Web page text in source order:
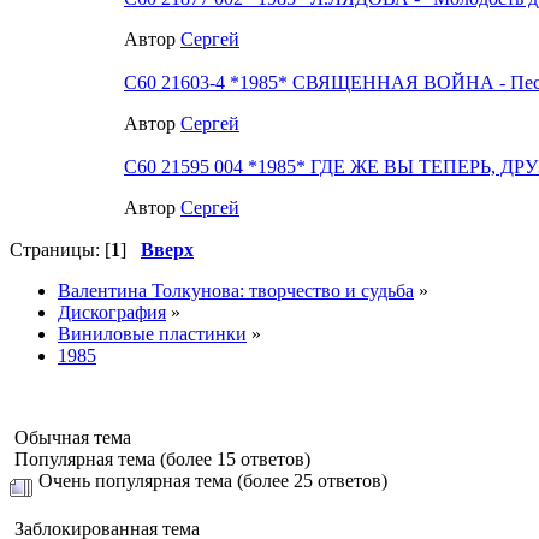
Автор Сергей
С60 21603-4 *1985* СВЯЩЕННАЯ ВОЙНА -
Автор Сергей
С60 21595 004 *1985* ГДЕ ЖЕ ВЫ ТЕПЕРЬ,
Автор Сергей
Страницы: [1] Вверх
Валентина Толкунова: творчество и судьба »
Дискография »
Виниловые пластинки »
1985
Обычная тема
Популярная тема (более 15 ответов)
Очень популярная тема (более 25 ответов)
Заблокированная тема